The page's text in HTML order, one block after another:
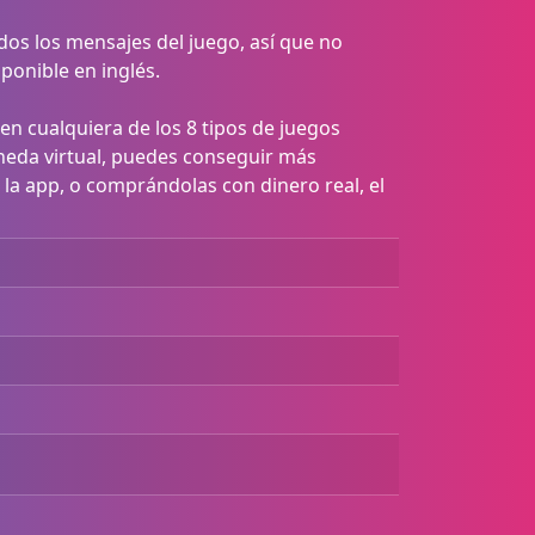
los mensajes del juego, así que no
en inglés.
cualquiera de los 8 tipos de juegos
virtual, puedes conseguir más
app, o comprándolas con dinero real, el